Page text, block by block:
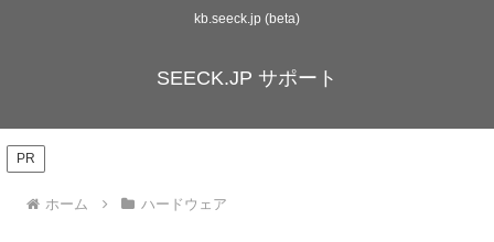
kb.seeck.jp (beta)
SEECK.JP サポート
PR
ホーム ハードウェア